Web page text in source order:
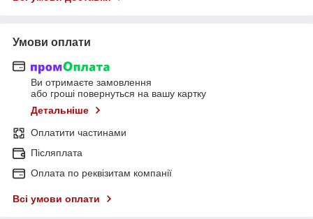
Умови оплати
Ви отримаєте замовлення
або гроші повернуться на вашу картку
Детальніше
Оплатити частинами
Післяплата
Оплата по реквізитам компанії
Всі умови оплати